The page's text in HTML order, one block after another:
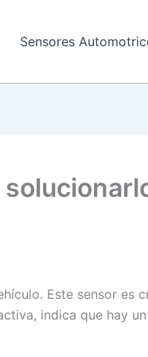
Sensores
Este sensor es
indica que hay